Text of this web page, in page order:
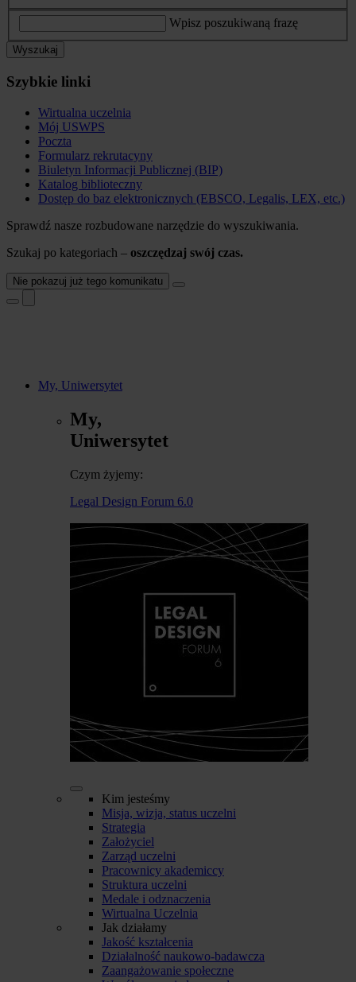
Wpisz poszukiwaną frazę
Wyszukaj
Szybkie linki
Wirtualna uczelnia
Mój USWPS
Poczta
Formularz rekrutacyny
Biuletyn Informacji Publicznej (BIP)
Katalog biblioteczny
Dostęp do baz elektronicznych (EBSCO, Legalis, LEX, etc.)
Sprawdź nasze rozbudowane narzędzie do wyszukiwania.
Szukaj po kategoriach – oszczędzaj swój czas.
Nie pokazuj już tego komunikatu
My, Uniwersytet
My,
Uniwersytet
Czym żyjemy:
Legal Design Forum 6.0
Kim jesteśmy
Misja, wizja, status uczelni
Strategia
Założyciel
Zarząd uczelni
Pracownicy akademiccy
Struktura uczelni
Medale i odznaczenia
Wirtualna Uczelnia
Jak działamy
Jakość kształcenia
Działalność naukowo-badawcza
Zaangażowanie społeczne